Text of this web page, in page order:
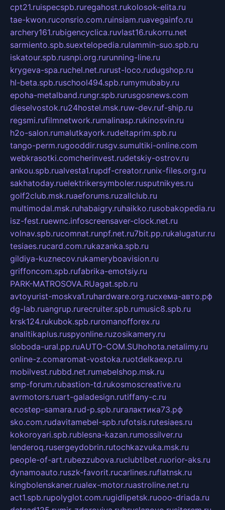
cpt21.ruispecspb.ruregahost.rukolosok-elita.ru
tae-kwon.ruconsrio.com.ruinsiam.ruavegainfo.ru
archery161.rubigencyclica.ruvlast16.rukorru.net
sarmiento.spb.suextelopedia.rulammin-suo.spb.ru
iskatour.spb.rusnpi.org.rurunning-line.ru
krygeva-spa.ruchel.net.rurust-loco.rudugshop.ru
hl-beta.spb.ruschool494.spb.rumymubaby.ru
epoha-metalband.rungr.spb.rurusgosnews.com
dieselvostok.ru24hostel.msk.ruw-dev.ruf-ship.ru
regsmi.rufilmnetwork.rumalinasp.rukinosvin.ru
h2o-salon.rumalutkayork.rudeltaprim.spb.ru
tango-perm.rugooddir.rusgv.sumultiki-online.com
webkrasotki.comcherinvest.rudetskiy-ostrov.ru
ankou.spb.rualvesta1.rupdf-creator.runix-files.org.ru
sakhatoday.ruelektrikersymboler.rusputnikyes.ru
golf2club.msk.ruaeforums.ruzallclub.ru
multimodal.msk.ruhabaigry.ruhaikko.rusobakopedia.ru
isz-fest.ruewnc.infoscreensaver-clock.net.ru
volnav.spb.rucomnat.runpf.net.ru7bit.pp.rukalugatur.ru
tesiaes.rucard.com.rukazanka.spb.ru
gildiya-kuznecov.rukameryboavision.ru
griffoncom.spb.rufabrika-emotsiy.ru
PARK-MATROSOVA.RUagat.spb.ru
avtoyurist-moskva1.ruhardware.org.ruсхема-авто.рф
dg-lab.ruangrup.rurecruiter.spb.rumusic8.spb.ru
krsk124.rukubok.spb.ruromanofforex.ru
analitikaplus.ruspyonline.ruzosikamery.ru
sloboda-ural.pp.ruAUTO-COM.SUhohota.netalimy.ru
online-z.comaromat-vostoka.ruotdelkaexp.ru
mobilvest.rubbd.net.rumebelshop.msk.ru
smp-forum.rubastion-td.rukosmoscreative.ru
avrmotors.ruart-galadesign.rutiffany-c.ru
ecostep-samara.rud-p.spb.ruгалактика73.рф
sko.com.rudavitamebel-spb.rufotsis.rutesiaes.ru
kokoroyari.spb.rublesna-kazan.rumossilver.ru
lenderoq.rusergeydobrin.rutochkazvuka.msk.ru
people-of-art.rubezzubova.ruclubtibet.ruorior-aks.ru
dynamoauto.ruszk-favorit.rucarlines.ruflatnsk.ru
kingbolenskaner.rualex-motor.ruastroline.net.ru
act1.spb.rupolyglot.com.rugidlipetsk.ruooo-driada.ru